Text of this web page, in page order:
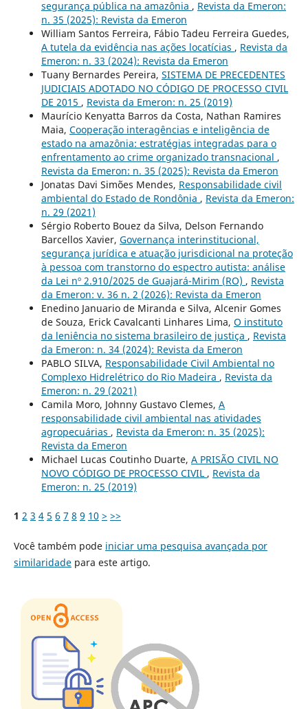
segurança pública na amazônia , Revista da Emeron:
n. 35 (2025): Revista da Emeron
William Santos Ferreira, Fábio Tadeu Ferreira Guedes,
A tutela da evidência nas ações locatícias , Revista da
Emeron: n. 33 (2024): Revista da Emeron
Tuany Bernardes Pereira, SISTEMA DE PRECEDENTES
JUDICIAIS ADOTADO NO CÓDIGO DE PROCESSO CIVIL
DE 2015 , Revista da Emeron: n. 25 (2019)
Maurício Kenyatta Barros da Costa, Nathan Ramires
Maia, Cooperação interagências e inteligência de
estado na amazônia: estratégias integradas para o
enfrentamento ao crime organizado transnacional ,
Revista da Emeron: n. 35 (2025): Revista da Emeron
Jonatas Davi Simões Mendes, Responsabilidade civil
ambiental do Estado de Rondônia , Revista da Emeron:
n. 29 (2021)
Sérgio Roberto Bouez da Silva, Delson Fernando
Barcellos Xavier, Governança interinstitucional,
segurança jurídica e atuação jurisdicional na proteção
à pessoa com transtorno do espectro autista: análise
da Lei nº 2.910/2025 de Guajará-Mirim (RO) , Revista
da Emeron: v. 36 n. 2 (2026): Revista da Emeron
Enedino Januario de Miranda e Silva, Alcenir Gomes
de Souza, Erick Cavalcanti Linhares Lima, O instituto
da leniência no sistema brasileiro de justiça , Revista
da Emeron: n. 34 (2024): Revista da Emeron
PABLO SILVA, Responsabilidade Civil Ambiental no
Complexo Hidrelétrico do Rio Madeira , Revista da
Emeron: n. 29 (2021)
Camila Moro, Johnny Gustavo Clemes, A
responsabilidade civil ambiental nas atividades
agropecuárias , Revista da Emeron: n. 35 (2025):
Revista da Emeron
Michael Lucas Coutinho Duarte, A PRISÃO CIVIL NO
NOVO CÓDIGO DE PROCESSO CIVIL , Revista da
Emeron: n. 25 (2019)
1 2 3 4 5 6 7 8 9 10 > >>
Você também pode iniciar uma pesquisa avançada por
similaridadepara este artigo.